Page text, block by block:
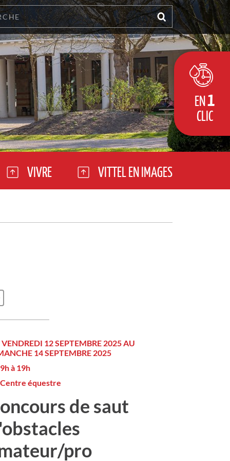
VIVRE VITTEL EN IMAGES
EN1
CLIC
12 SEPTEMBRE 2025 AU
14 SEPTEMBRE 2025
9h à 19h
Centre équestre
de saut
pro